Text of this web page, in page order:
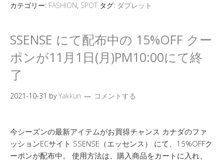
カテゴリー: FASHION, SPOT タグ: ダブレット
SSENSE にて配布中の 15%OFF クー
ポンが11月1日(月)PM10:00にて終
了
2021-10-31 byYakkun コメントする
今シーズンの最新アイテムがお買得チャンス カナダのファ
ッションECサイト SSENSE（エッセンス） にて、15%OFFク
ーポンが配布中。 使用方法は、購入商品をカートに入れ、